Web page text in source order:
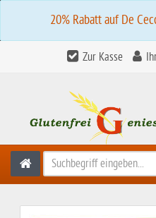
20% Rabatt auf De
Zur Kasse